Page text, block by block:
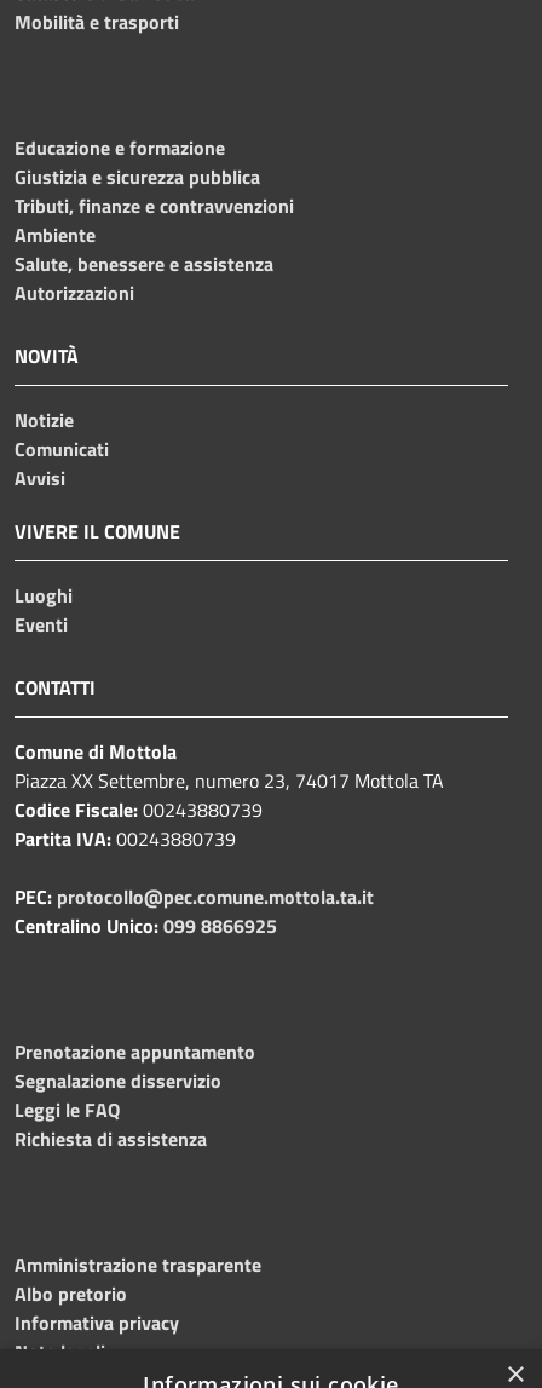
Mobilità e trasporti
Educazione e formazione
Giustizia e sicurezza pubblica
Tributi, finanze e contravvenzioni
Ambiente
Salute, benessere e assistenza
Autorizzazioni
NOVITÀ
Notizie
Comunicati
Avvisi
VIVERE IL COMUNE
Luoghi
Eventi
CONTATTI
Comune di Mottola
Piazza XX Settembre, numero 23, 74017 Mottola TA
Codice Fiscale:00243880739
Partita IVA:00243880739
PEC: protocollo@pec.comune.mottola.ta.it
Centralino Unico:099 8866925
Prenotazione appuntamento
Segnalazione disservizio
Leggi le FAQ
Richiesta di assistenza
Amministrazione trasparente
Albo pretorio
Informativa privacy
Note legali
Dichiarazione di accessibilità
×